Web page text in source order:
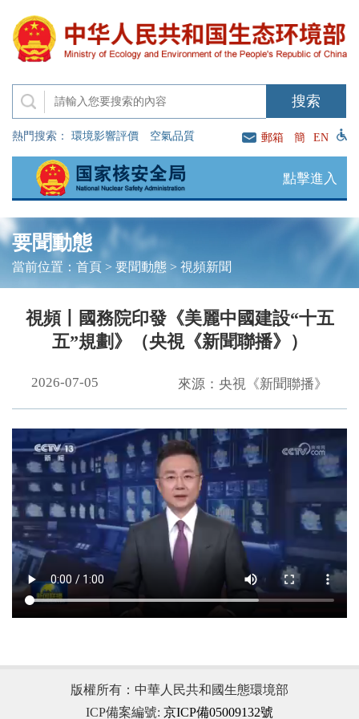
熱門搜索： 環境影響評價 空氣品質 郵箱 簡 EN
點擊進入
要聞動態
當前位置： 首頁> 要聞動態> 視頻新聞
視頻丨國務院印發《美麗中國建設“十五
五”規劃》（央視《新聞聯播》）
2026-07-05 來源：央視《新聞聯播》
版權所有：中華人民共和國生態環境部
ICP備案編號: 京ICP備05009132號